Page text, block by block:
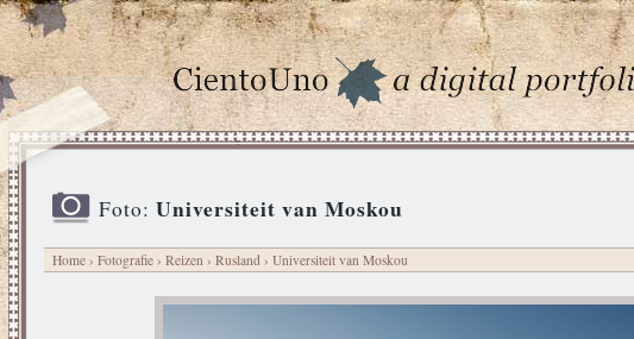
Foto: Universiteit van Moskou
Home › Fotografie › Reizen › Rusland › Universiteit van Moskou